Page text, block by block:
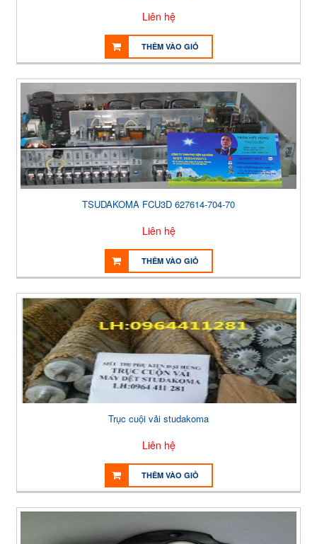
Liên hệ
THÊM VÀO GIỎ
TSUDAKOMA FCU3D 627614-704-70
Liên hệ
THÊM VÀO GIỎ
Trục cuội vải studakoma
Liên hệ
THÊM VÀO GIỎ